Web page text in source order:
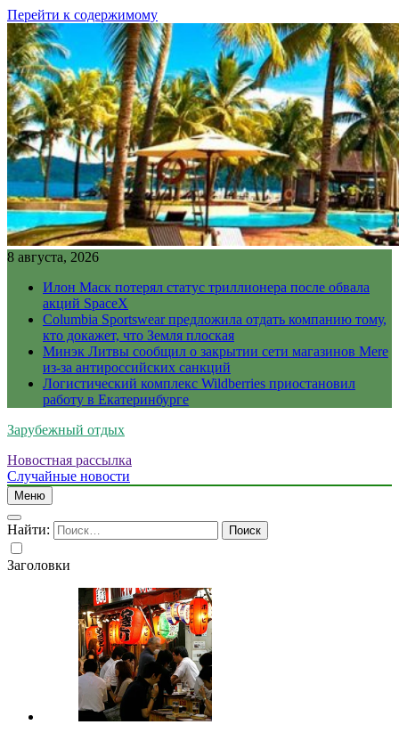
Перейти к содержимому
8 августа, 2026
Илон Маск потерял статус триллионера после обвала
акций SpaceX
Columbia Sportswear предложила отдать компанию тому,
кто докажет, что Земля плоская
Минэк Литвы сообщил о закрытии сети магазинов Mere
из-за антироссийских санкций
Логистический комплекс Wildberries приостановил
работу в Екатеринбурге
Зарубежный отдых
Новостная рассылка
Случайные новости
Меню
Найти:
Заголовки